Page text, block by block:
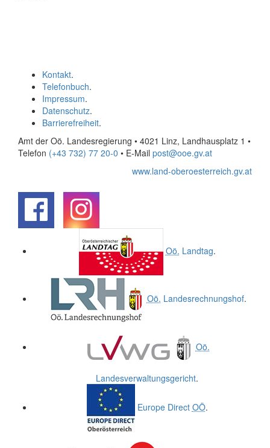
Kontakt.
Telefonbuch.
Impressum.
Datenschutz.
Barrierefreiheit.
Amt der Oö. Landesregierung • 4021 Linz, Landhausplatz 1 •
Telefon (+43 732) 77 20-0 • E-Mail post@ooe.gv.at
www.land-oberoesterreich.gv.at
Oö. Landtag.
Oö. Landesrechnungshof.
Oö.
Landesverwaltungsgericht.
Europe Direct OÖ.